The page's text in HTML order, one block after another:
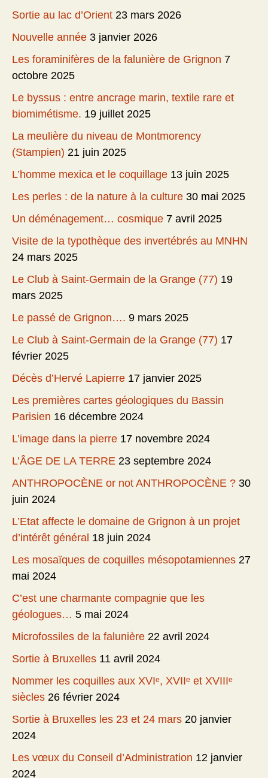
Sortie au lac d’Orient 23 mars 2026
Nouvelle année 3 janvier 2026
Les foraminifères de la falunière de Grignon 7
octobre 2025
Le byssus : entre ancrage marin, textile rare et
biomimétisme. 19 juillet 2025
La meulière du niveau de Montmorency
(Stampien) 21 juin 2025
L’homme mexica et le coquillage 13 juin 2025
Les perles : de la nature à la culture 30 mai 2025
Un déménagement… cosmique 7 avril 2025
Visite de la typothèque des invertébrés au MNHN
24 mars 2025
Le Club à Saint-Germain de la Grange (77) 19
mars 2025
Le passé de Grignon…. 9 mars 2025
Le Club à Saint-Germain de la Grange (77) 17
février 2025
Décès d’Hervé Lapierre 17 janvier 2025
Les premières cartes géologiques du Bassin
Parisien 16 décembre 2024
L’image dans la pierre 17 novembre 2024
L’ÂGE DE LA TERRE 23 septembre 2024
ANTHROPOCÈNE or not ANTHROPOCÈNE ? 30
juin 2024
L’Etat affecte le domaine de Grignon à un projet
d’intérêt général 18 juin 2024
Les mosaïques de coquilles mésopotamiennes 27
mai 2024
C’est une charmante compagnie que les
géologues… 5 mai 2024
Microfossiles de la falunière 22 avril 2024
Sortie à Bruxelles 11 avril 2024
Nommer les coquilles aux XVIᵉ, XVIIᵉ et XVIIIᵉ
siècles 26 février 2024
Sortie à Bruxelles les 23 et 24 mars 20 janvier
2024
Les vœux du Conseil d’Administration 12 janvier
2024